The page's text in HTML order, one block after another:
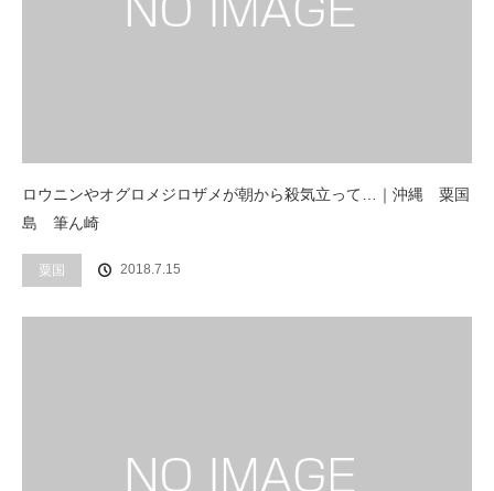
ロウニンやオグロメジロザメが朝から殺気立って…｜沖縄 粟国
島 筆ん崎
粟国 2018.7.15